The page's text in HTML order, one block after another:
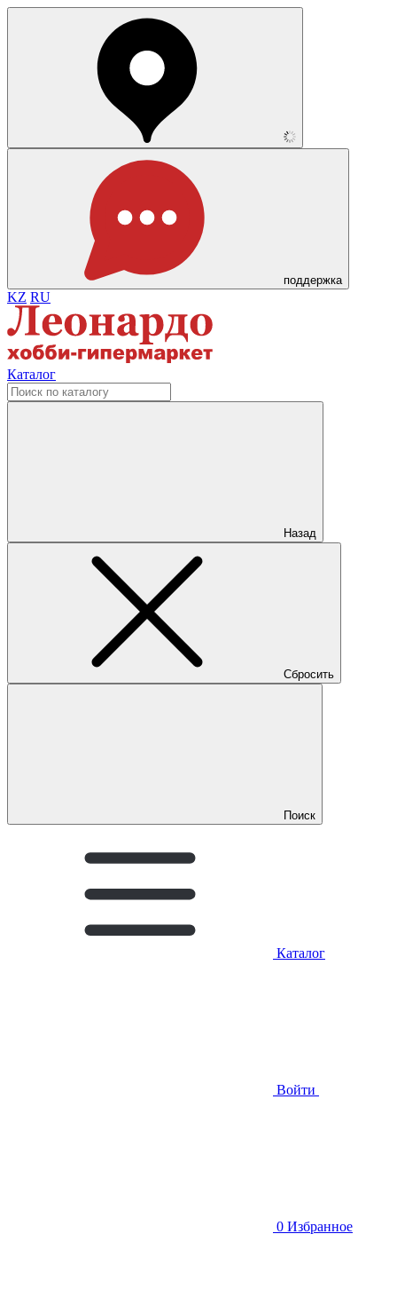
поддержка
KZ RU
Каталог
Назад
Сбросить
Поиск
Каталог
Войти
0 Избранное